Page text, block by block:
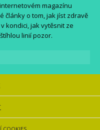
magazínu
články o tom, jak jíst zdravě
kondici, jak vytěsnit ze
linií pozor.